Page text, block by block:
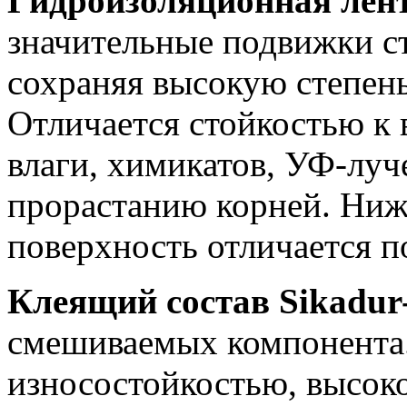
значительные подвижки
сохраняя высокую
Отличается стойкостью к
влаги, химикатов, УФ-
прорастанию корней.
поверхность отличается
Клеящий состав
смешиваемых
износостойкостью,